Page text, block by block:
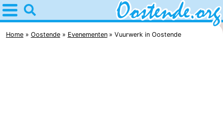
Home
Oostende
Home Oostende Evenementen Vuurwerk in Oostende